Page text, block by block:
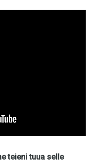
teieni tuua selle